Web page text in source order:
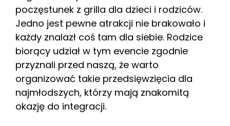
poczęstunek z grilla dla dzieci i rodziców.
Jedno jest pewne atrakcji nie brakowało i
każdy znalazł coś tam dla siebie. Rodzice
biorący udział w tym evencie zgodnie
przyznali przed naszą, że warto
organizować takie przedsięwzięcia dla
najmłodszych, którzy mają znakomitą
okazję do integracji.